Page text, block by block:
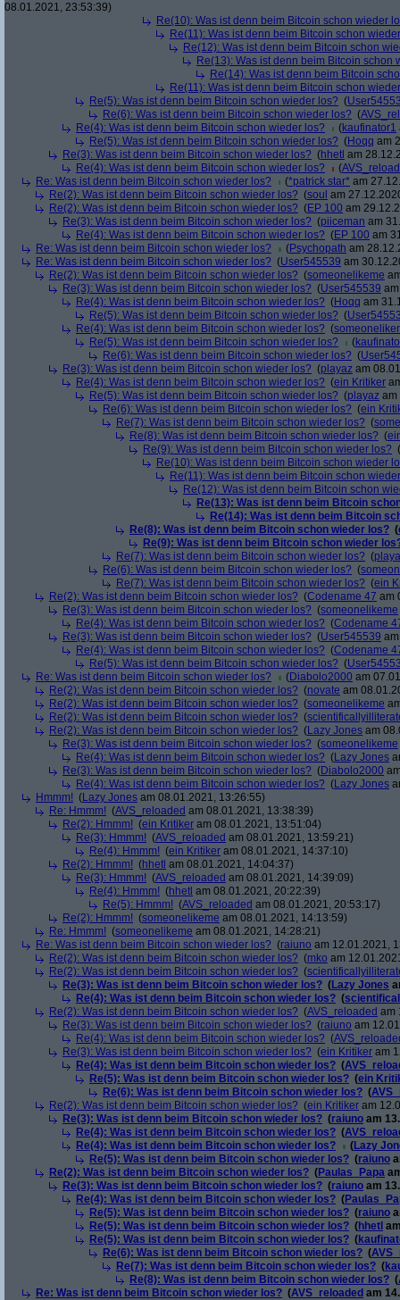
08.01.2021, 23:53:39)
Re(10): Was ist denn beim Bitcoin schon wieder
Re(11): Was ist denn beim Bitcoin schon
Re(12): Was ist denn beim Bitcoin schon
Re(13): Was ist denn beim Bitcoin schon
Re(14): Was ist denn beim Bitcoin
Re(11): Was ist denn beim Bitcoin schon
Re(5): Was ist denn beim Bitcoin schon wieder los? (
Re(6): Was ist denn beim Bitcoin schon wieder los? (
Re(4): Was ist denn beim Bitcoin schon wieder los?
(kaufinator1
Re(5): Was ist denn beim Bitcoin schon wieder los? (Hoqq am
Re(3): Was ist denn beim Bitcoin schon wieder los? (hhetl am
Re(4): Was ist denn beim Bitcoin schon wieder los?
(
Re: Was ist denn beim Bitcoin schon wieder los?
(*patrick star* am
Re(2): Was ist denn beim Bitcoin schon wieder los? (soul am
Re(2): Was ist denn beim Bitcoin schon wieder los? (EP 100 am
Re(3): Was ist denn beim Bitcoin schon wieder los? (piiceman am
Re(4): Was ist denn beim Bitcoin schon wieder los? (EP 100 am
Re: Was ist denn beim Bitcoin schon wieder los?
(Psychopath am
Re: Was ist denn beim Bitcoin schon wieder los? (User545539 am
Re(2): Was ist denn beim Bitcoin schon wieder los? (someonelikeme
Re(3): Was ist denn beim Bitcoin schon wieder los? (User545539
Re(4): Was ist denn beim Bitcoin schon wieder los? (Hoqq am
Re(5): Was ist denn beim Bitcoin schon wieder los? (
Re(4): Was ist denn beim Bitcoin schon wieder los? (
Re(5): Was ist denn beim Bitcoin schon wieder los?
(
Re(6): Was ist denn beim Bitcoin schon wieder los? (
Re(3): Was ist denn beim Bitcoin schon wieder los? (playaz am
Re(4): Was ist denn beim Bitcoin schon wieder los? (ein Kritiker
Re(5): Was ist denn beim Bitcoin schon wieder los? (playaz am
Re(6): Was ist denn beim Bitcoin schon wieder los? (ein
Re(7): Was ist denn beim Bitcoin schon wieder los? (
Re(8): Was ist denn beim Bitcoin schon wieder los? (
Re(9): Was ist denn beim Bitcoin schon wieder los? (
Re(10): Was ist denn beim Bitcoin schon wieder
Re(11): Was ist denn beim Bitcoin schon
Re(12): Was ist denn beim Bitcoin schon
Re(13): Was ist denn beim Bitcoin
Re(14): Was ist denn beim Bitcoin
Re(8): Was ist denn beim Bitcoin schon wieder los? (
Re(9): Was ist denn beim Bitcoin schon wieder
Re(7): Was ist denn beim Bitcoin schon wieder los? (
Re(6): Was ist denn beim Bitcoin schon wieder los? (
Re(7): Was ist denn beim Bitcoin schon wieder los? (ein
Re(2): Was ist denn beim Bitcoin schon wieder los? (Codename 47 am
Re(3): Was ist denn beim Bitcoin schon wieder los? (someonelikeme
Re(4): Was ist denn beim Bitcoin schon wieder los? (Codename
Re(3): Was ist denn beim Bitcoin schon wieder los? (User545539
Re(4): Was ist denn beim Bitcoin schon wieder los? (Codename
Re(5): Was ist denn beim Bitcoin schon wieder los? (
Re: Was ist denn beim Bitcoin schon wieder los?
(Diabolo2000 am
Re(2): Was ist denn beim Bitcoin schon wieder los? (novate am
Re(2): Was ist denn beim Bitcoin schon wieder los? (someonelikeme
Re(2): Was ist denn beim Bitcoin schon wieder los? (
Re(2): Was ist denn beim Bitcoin schon wieder los? (Lazy Jones am
Re(3): Was ist denn beim Bitcoin schon wieder los? (someonelikeme
Re(4): Was ist denn beim Bitcoin schon wieder los? (Lazy Jones
Re(3): Was ist denn beim Bitcoin schon wieder los? (Diabolo2000
Re(4): Was ist denn beim Bitcoin schon wieder los? (Lazy Jones
Hmmm! (Lazy Jones am 08.01.2021, 13:26:55)
Re: Hmmm! (AVS_reloaded am 08.01.2021, 13:38:39)
Re(2): Hmmm! (ein Kritiker am 08.01.2021, 13:51:04)
Re(3): Hmmm! (AVS_reloaded am 08.01.2021, 13:59:21)
Re(4): Hmmm! (ein Kritiker am 08.01.2021, 14:37:10)
Re(2): Hmmm! (hhetl am 08.01.2021, 14:04:37)
Re(3): Hmmm! (AVS_reloaded am 08.01.2021, 14:39:09)
Re(4): Hmmm! (hhetl am 08.01.2021, 20:22:39)
Re(5): Hmmm! (AVS_reloaded am 08.01.2021, 20:53:17)
Re(2): Hmmm! (someonelikeme am 08.01.2021, 14:13:59)
Re: Hmmm! (someonelikeme am 08.01.2021, 14:28:21)
Re: Was ist denn beim Bitcoin schon wieder los? (raiuno am 12.01.2021,
Re(2): Was ist denn beim Bitcoin schon wieder los? (mko am
Re(2): Was ist denn beim Bitcoin schon wieder los? (
Re(3): Was ist denn beim Bitcoin schon wieder los? (Lazy Jones
Re(4): Was ist denn beim Bitcoin schon wieder los? (
Re(2): Was ist denn beim Bitcoin schon wieder los? (AVS_reloaded am
Re(3): Was ist denn beim Bitcoin schon wieder los? (raiuno am
Re(4): Was ist denn beim Bitcoin schon wieder los? (
Re(3): Was ist denn beim Bitcoin schon wieder los? (ein Kritiker am
Re(4): Was ist denn beim Bitcoin schon wieder los? (
Re(5): Was ist denn beim Bitcoin schon wieder los? (ein
Re(6): Was ist denn beim Bitcoin schon wieder los? (
Re(2): Was ist denn beim Bitcoin schon wieder los? (ein Kritiker am
Re(3): Was ist denn beim Bitcoin schon wieder los? (raiuno am
Re(4): Was ist denn beim Bitcoin schon wieder los? (
Re(4): Was ist denn beim Bitcoin schon wieder los?
(Lazy
Re(5): Was ist denn beim Bitcoin schon wieder los? (raiuno
Re(2): Was ist denn beim Bitcoin schon wieder los? (Paulas_Papa
Re(3): Was ist denn beim Bitcoin schon wieder los? (raiuno am
Re(4): Was ist denn beim Bitcoin schon wieder los? (
Re(5): Was ist denn beim Bitcoin schon wieder los? (raiuno
Re(5): Was ist denn beim Bitcoin schon wieder los? (hhetl
Re(5): Was ist denn beim Bitcoin schon wieder los? (
Re(6): Was ist denn beim Bitcoin schon wieder los? (
Re(7): Was ist denn beim Bitcoin schon wieder los? (
Re(8): Was ist denn beim Bitcoin schon wieder los? (
Re: Was ist denn beim Bitcoin schon wieder los? (AVS_reloaded am